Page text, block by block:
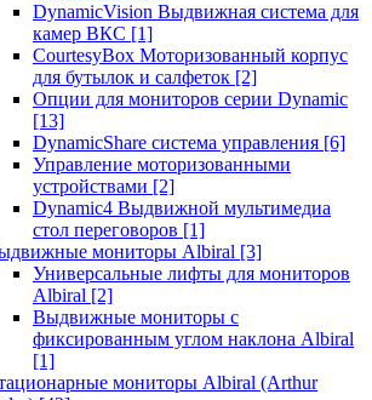
DynamicVision Выдвижная система для
камер ВКС [1]
CourtesyBox Моторизованный корпус
для бутылок и салфеток [2]
Опции для мониторов серии Dynamic
[13]
DynamicShare система управления [6]
Управление моторизованными
устройствами [2]
Dynamic4 Выдвижной мультимедиа
стол переговоров [1]
мониторы Albiral [3]
Универсальные лифты для мониторов
Albiral [2]
Выдвижные мониторы с
фиксированным углом наклона Albiral
[1]
мониторы Albiral (Arthur